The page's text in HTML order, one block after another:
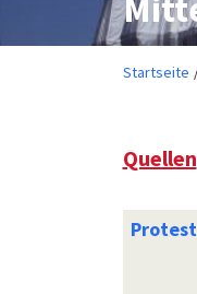
Startseite
Quellen